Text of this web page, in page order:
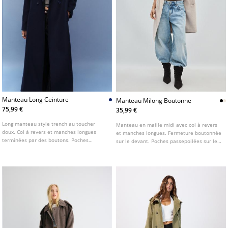
Manteau Long Ceinture
75,99 €
Long manteau style trench au toucher
doux. Col à revers et manches longues
terminées par des boutons. Poches
Manteau Milong Boutonne
35,99 €
Manteau en maille midi avec col à revers
et manches longues. Fermeture boutonnée
sur le devant. Poches passepoilées sur les